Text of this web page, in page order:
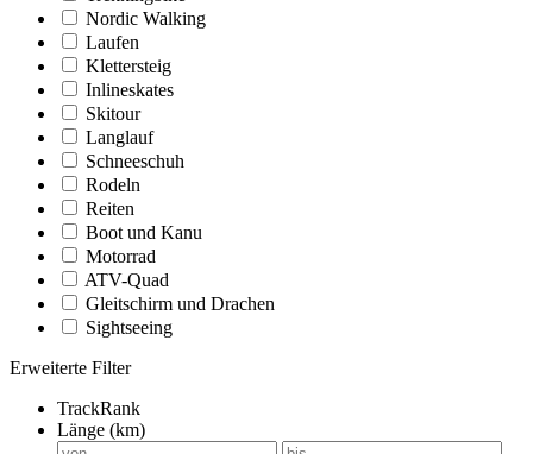
Nordic Walking
Laufen
Klettersteig
Inlineskates
Skitour
Langlauf
Schneeschuh
Rodeln
Reiten
Boot und Kanu
Motorrad
ATV-Quad
Gleitschirm und Drachen
Sightseeing
Erweiterte Filter
TrackRank
Länge (km)